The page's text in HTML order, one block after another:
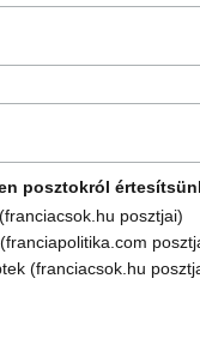
posztokról
posztjai)
(franciacsok.hu